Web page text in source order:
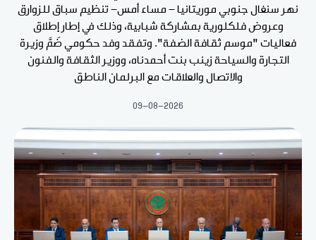
نهر سنغال جنوبي موريتانيا - مساء أمس- تنظيم سباق للزوارق
وعروض فلكلورية بمشاركة شبابية، وذلك في إطار إطلاق
فعاليات "موسم ثقافة الضفة". وتفقد وفد حكومي ضَمَّ وزيرة
التجارة والسياحة زينب بنت أحمدناه، ووزير الثقافة والفنون
والاتصال والعلاقات مع البرلمان الناطق
09-08-2026